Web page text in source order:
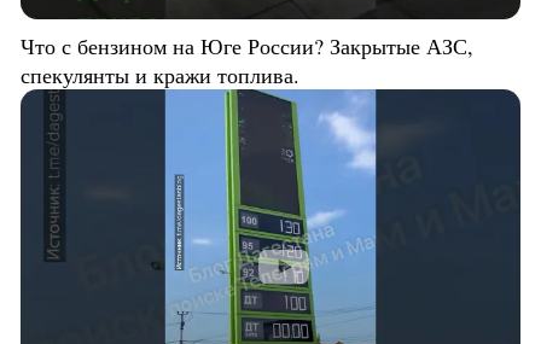
Что с бензином на Юге России? Закрытые АЗС,
спекулянты и кражи топлива.